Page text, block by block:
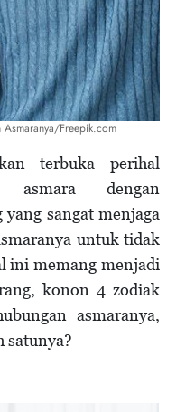
Freepik.com
terbuka perihal
asmara dengan
sangat menjaga
untuk tidak
ini memang menjadi
konon 4 zodiak
asmaranya,
satunya?